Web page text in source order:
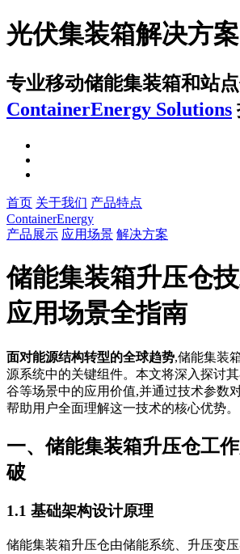
光伏集装箱解决方案
专业移动储能集装箱和站
ContainerEnergy Solutions
首页 关于我们 产品特点
ContainerEnergy
产品展示 应用场景 解决方案
储能集装箱升压仓
应用场景全指南
面对能源结构转型的全球趋势,储能集装
源系统中的关键组件。本文将深入探讨
谷等场景中的应用价值,并通过技术参数
帮助用户全面理解这一技术的核心优势。
一、储能集装箱升压仓工
破
1.1 基础架构设计原理
储能集装箱升压仓由储能系统、升压变